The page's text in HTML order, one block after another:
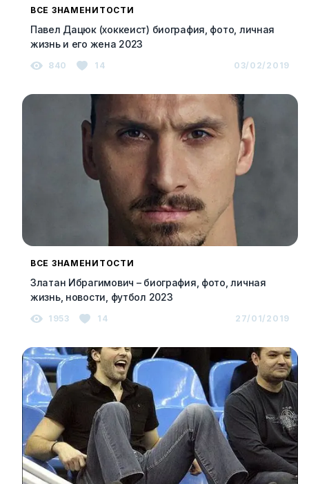
ВСЕ ЗНАМЕНИТОСТИ
Павел Дацюк (хоккеист) биография, фото, личная
жизнь и его жена 2023
840 14 03/02/2019
ВСЕ ЗНАМЕНИТОСТИ
Златан Ибрагимович – биография, фото, личная
жизнь, новости, футбол 2023
1953 14 27/01/2019